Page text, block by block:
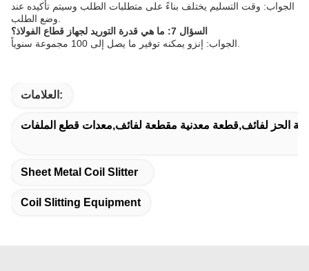
الجواب: وقت التسليم يختلف بناءً على متطلبات الطلب وسيتم تأكيده عند
السؤال 7: ما هي قدرة التوريد لجهاز قطاع الفولاذ؟
العلامات:
آلة الحز لفائف,قطعة معدنية مقطعة لفائف,معدات قطع الملفات
Sheet Metal Coil Slitter
Coil Slitting Equipment